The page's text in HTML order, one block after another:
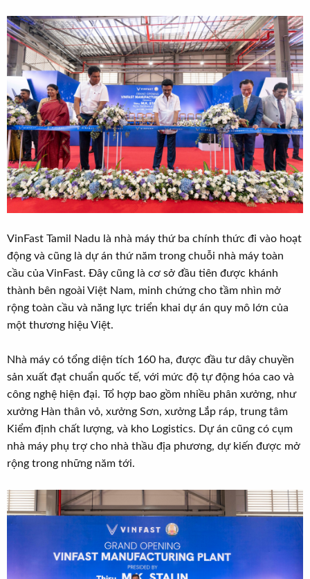
VinFast Tamil Nadu là nhà máy thứ ba chính thức đi vào hoạt
động và cũng là dự án thứ năm trong chuỗi nhà máy toàn
cầu của VinFast. Đây cũng là cơ sở đầu tiên được khánh
thành bên ngoài Việt Nam, minh chứng cho tầm nhìn mở
rộng toàn cầu và năng lực triển khai dự án quy mô lớn của
một thương hiệu Việt.
Nhà máy có tổng diện tích 160 ha, được đầu tư dây chuyền
sản xuất đạt chuẩn quốc tế, với mức độ tự động hóa cao và
công nghệ hiện đại. Tổ hợp bao gồm nhiều phân xưởng, như
xưởng Hàn thân vỏ, xưởng Sơn, xưởng Lắp ráp, trung tâm
Kiểm định chất lượng, và kho Logistics. Dự án cũng có cụm
nhà máy phụ trợ cho nhà thầu địa phương, dự kiến được mở
rộng trong những năm tới.